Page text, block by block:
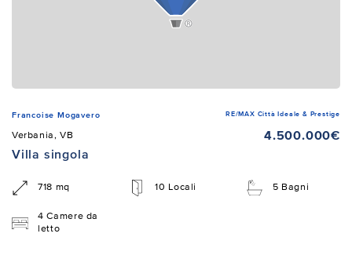
Francoise Mogavero RE/MAX Città Ideale & Prestige
Verbania, VB
4.500.000€
Villa singola
718 mq 10 Locali 5 Bagni
4 Camere da
letto